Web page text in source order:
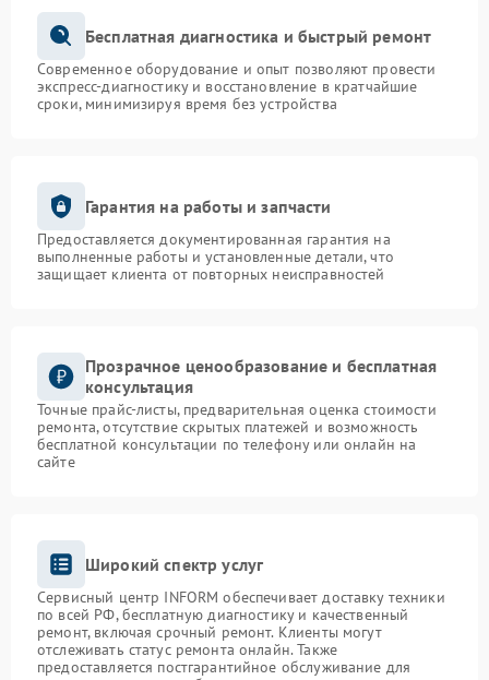
Бесплатная диагностика и быстрый ремонт
Современное оборудование и опыт позволяют провести
экспресс-диагностику и восстановление в кратчайшие
сроки, минимизируя время без устройства
Гарантия на работы и запчасти
Предоставляется документированная гарантия на
выполненные работы и установленные детали, что
защищает клиента от повторных неисправностей
Прозрачное ценообразование и бесплатная
консультация
Точные прайс-листы, предварительная оценка стоимости
ремонта, отсутствие скрытых платежей и возможность
бесплатной консультации по телефону или онлайн на
сайте
Широкий спектр услуг
Сервисный центр INFORM обеспечивает доставку техники
по всей РФ, бесплатную диагностику и качественный
ремонт, включая срочный ремонт. Клиенты могут
отслеживать статус ремонта онлайн. Также
предоставляется постгарантийное обслуживание для